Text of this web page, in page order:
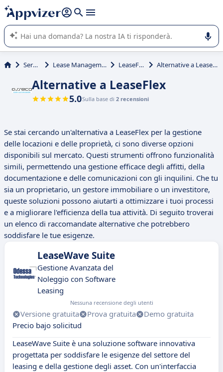
righe con
shift + enter
L'IA di Appvizer vi guida nell'utilizzo o nella scelta di un
software SaaS per la vostra azienda.
Servizi Lease Management LeaseFlex Alternative a LeaseFlex
Alternative a LeaseFlex
5.0Sulla base di 2 recensioni
Se stai cercando un'alternativa a LeaseFlex per la gestione
delle locazioni e delle proprietà, ci sono diverse opzioni
disponibili sul mercato. Questi strumenti offrono funzionalità
simili, permettendo una gestione efficace degli affitti, della
documentazione e delle comunicazioni con gli inquilini. Che tu
sia un proprietario, un gestore immobiliare o un investitore,
queste soluzioni possono aiutarti a ottimizzare i tuoi processi
e a migliorare l'efficienza della tua attività. Di seguito troverai
un elenco di raccomandate alternative che potrebbero
soddisfare le tue esigenze.
LeaseWave Suite
Gestione Avanzata del
Noleggio con Software
Leasing
Nessuna recensione degli utenti
Versione gratuita Prova gratuita
Demo gratuita
Precio bajo solicitud
LeaseWave Suite è una soluzione software innovativa
progettata per soddisfare le esigenze del settore del
leasing e della gestione degli asset. Con un'interfaccia